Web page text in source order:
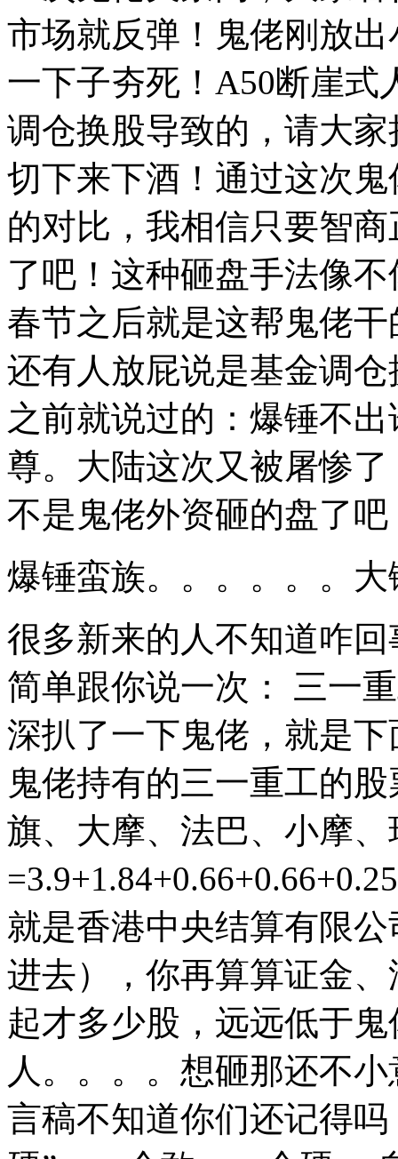
市场就反弹！鬼佬刚放
一下子夯死！A50断崖式
调仓换股导致的，请大
切下来下酒！通过这次
的对比，我相信只要智
了吧！这种砸盘手法像
春节之后就是这帮鬼佬
还有人放屁说是基金调
之前就说过的：爆锤不
尊。大陆这次又被屠惨
不是鬼佬外资砸的盘了吧
爆锤蛮族。。。。。。
很多新来的人不知道咋
简单跟你说一次： 三一
深扒了一下鬼佬，就是
鬼佬持有的三一重工的
旗、大摩、法巴、小摩、
就是香港中央结算有限
进去），你再算算证金
起才多少股，远远低于
人。。。。想砸那还不
言稿不知道你们还记得